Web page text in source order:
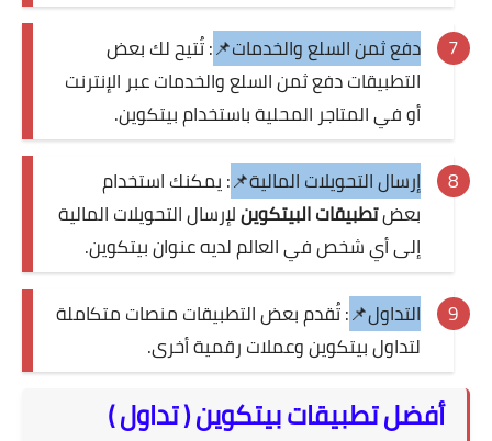
دفع ثمن السلع والخدمات📌: تُتيح لك بعض
التطبيقات دفع ثمن السلع والخدمات عبر الإنترنت
أو في المتاجر المحلية باستخدام بيتكوين.
إرسال التحويلات المالية📌: يمكنك استخدام
بعضتطبيقات البيتكوينلإرسال التحويلات المالية
إلى أي شخص في العالم لديه عنوان بيتكوين.
التداول📌: تُقدم بعض التطبيقات منصات متكاملة
لتداول بيتكوين وعملات رقمية أخرى.
أفضل تطبيقات بيتكوين ( تداول )